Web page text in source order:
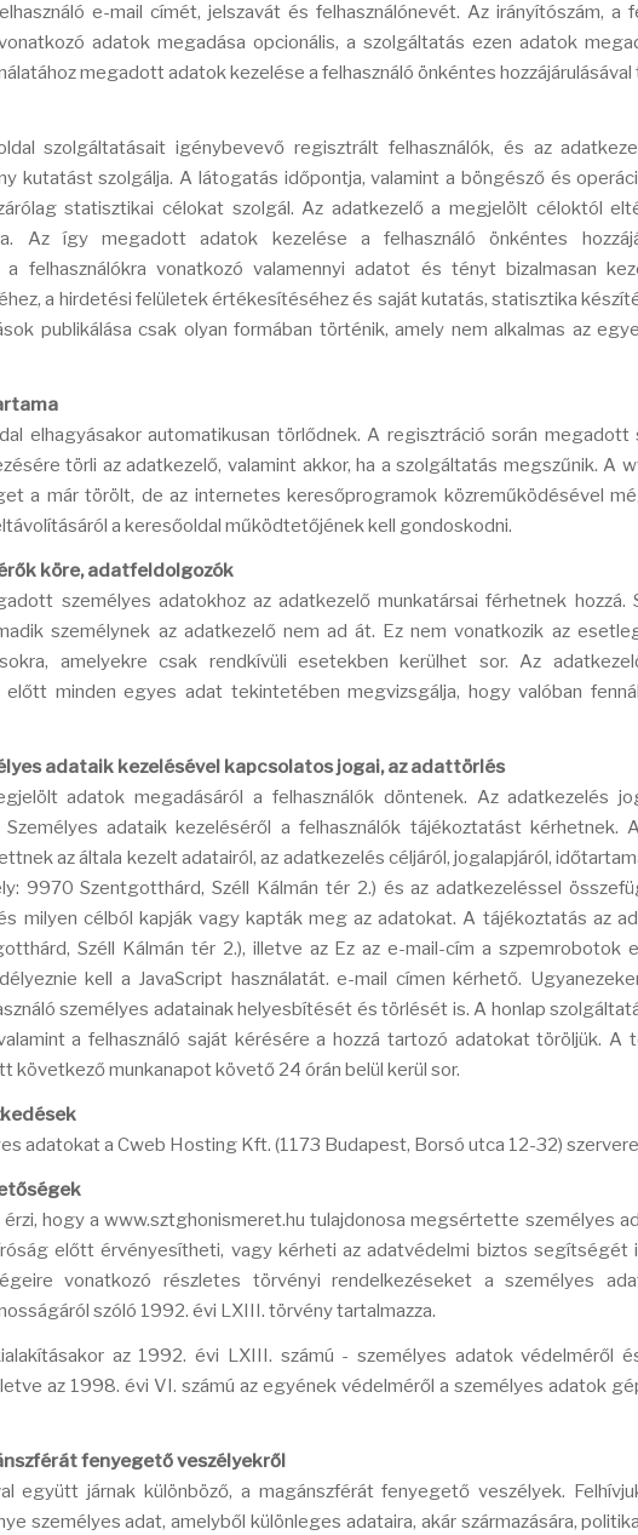
e-mail címét, jelszavát és felhasználónevét. Az irányítószám, a
adatok megadása opcionális, a szolgáltatás ezen adatok
megadott adatok kezelése a felhasználó önkéntes hozzájárulásával
szolgáltatásait igénybevevő regisztrált felhasználók, és az
kutatást szolgálja. A látogatás időpontja, valamint a böngésző és
statisztikai célokat szolgál. Az adatkezelő a megjelölt céloktól
Az így megadott adatok kezelése a felhasználó önkéntes
a felhasználókra vonatkozó valamennyi adatot és tényt bizalmasan
a hirdetési felületek értékesítéséhez és saját kutatás, statisztika
publikálása csak olyan formában történik, amely nem alkalmas az
elhagyásakor automatikusan törlődnek. A regisztráció során megadott
törli az adatkezelő, valamint akkor, ha a szolgáltatás megszűnik. A
a már törölt, de az internetes keresőprogramok közreműködésével
a keresőoldal működtetőjének kell gondoskodni.
köre, adatfeldolgozók
személyes adatokhoz az adatkezelő munkatársai férhetnek hozzá.
személynek az adatkezelő nem ad át. Ez nem vonatkozik az
amelyekre csak rendkívüli esetekben kerülhet sor. Az
minden egyes adat tekintetében megvizsgálja, hogy valóban
adataik kezelésével kapcsolatos jogai, az adattörlés
adatok megadásáról a felhasználók döntenek. Az adatkezelés
Személyes adataik kezeléséről a felhasználók tájékoztatást kérhetnek.
az általa kezelt adatairól, az adatkezelés céljáról, jogalapjáról,
9970 Szentgotthárd, Széll Kálmán tér 2.) és az adatkezeléssel
milyen célból kapják vagy kapták meg az adatokat. A tájékoztatás az
Széll Kálmán tér 2.), illetve az Ez az e-mail-cím a szpemrobotok
kell a JavaScript használatát. e-mail címen kérhető.
személyes adatainak helyesbítését és törlését is. A honlap
a felhasználó saját kérésére a hozzá tartozó adatokat töröljük. A
következő munkanapot követő 24 órán belül kerül sor.
adatokat a Cweb Hosting Kft. (1173 Budapest, Borsó utca 12-32)
érzi, hogy a www.sztghonismeret.hu tulajdonosa megsértette személyes
előtt érvényesítheti, vagy kérheti az adatvédelmi biztos segítségét
vonatkozó részletes törvényi rendelkezéseket a személyes
szóló 1992. évi LXIII. törvény tartalmazza.
az 1992. évi LXIII. számú - személyes adatok védelméről
az 1998. évi VI. számú az egyének védelméről a személyes adatok
fenyegető veszélyekről
együtt járnak különböző, a magánszférát fenyegető veszélyek.
személyes adat, amelyből különleges adataira, akár származására,